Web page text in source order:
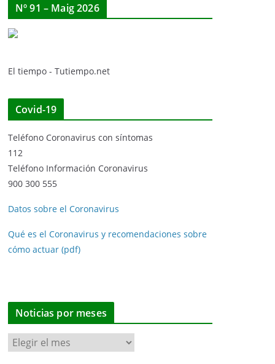
Nº 91 – Maig 2026
El tiempo - Tutiempo.net
Covid-19
Teléfono Coronavirus con síntomas
112
Teléfono Información Coronavirus
900 300 555
Datos sobre el Coronavirus
Qué es el Coronavirus y recomendaciones sobre
cómo actuar (pdf)
Noticias por meses
N
o